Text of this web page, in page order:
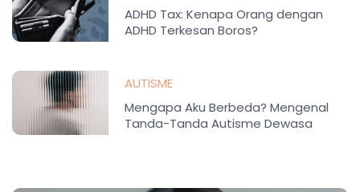
ADHD Tax: Kenapa Orang dengan
ADHD Terkesan Boros?
AUTISME
Mengapa Aku Berbeda? Mengenal
Tanda-Tanda Autisme Dewasa